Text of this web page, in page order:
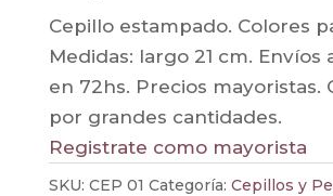
Cepillo estampado. Colores
Medidas: largo 21 cm. Envíos
en 72hs. Precios mayoristas.
por grandes cantidades.
Registrate como mayorista
SKU: CEP 01 Categoría: Cepillos y